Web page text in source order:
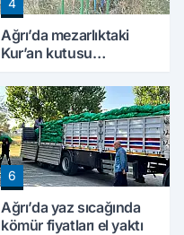
4
Ağrı’da mezarlıktaki
Kur’an kutusu
ilgi görüyor
6
Ağrı’da yaz sıcağında
kömür fiyatları el yaktı